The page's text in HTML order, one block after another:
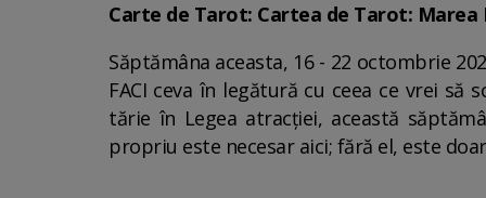
Carte de Tarot: Cartea de Tarot: Marea
Săptămâna aceasta, 16 - 22 octombrie
FACI ceva în legătură cu ceea ce vrei
tărie în Legea atracției, această
propriu este necesar aici; fără el, este